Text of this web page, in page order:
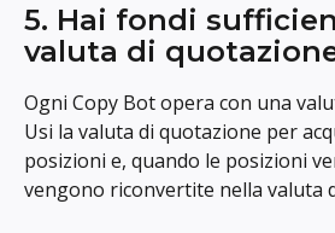
5. Hai fondi
valuta di
Ogni Copy Bot opera con una
Usi la valuta di quotazione per
posizioni e, quando le posizioni
vengono riconvertite nella valuta